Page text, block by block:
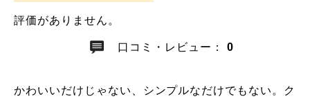
評価がありません。
口コミ・レビュー： 0
かわいいだけじゃない、シンプルなだけでもない。ク